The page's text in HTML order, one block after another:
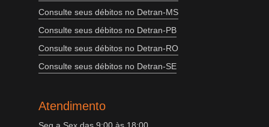
Consulte seus débitos no Detran-MS
Consulte seus débitos no Detran-PB
Consulte seus débitos no Detran-RO
Consulte seus débitos no Detran-SE
Atendimento